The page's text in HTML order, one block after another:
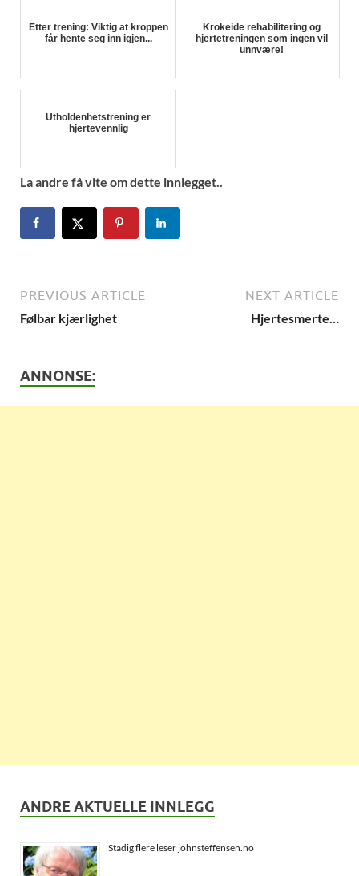
Etter trening: Viktig at kroppen
får hente seg inn igjen...
Krokeide rehabilitering og
hjertetreningen som ingen vil
unnvære!
Utholdenhetstrening er
hjertevennlig
La andre få vite om dette innlegget..
PREVIOUS ARTICLE
Følbar kjærlighet
NEXT ARTICLE
Hjertesmerte…
ANNONSE:
ANDRE AKTUELLE INNLEGG
Stadig flere leser johnsteffensen.no